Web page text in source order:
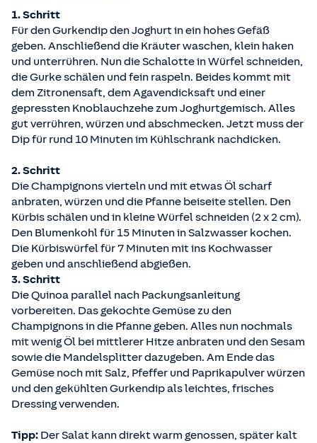
1. Schritt
Für den Gurkendip den Joghurt in ein hohes Gefäß
geben. Anschließend die Kräuter waschen, klein haken
und unterrühren. Nun die Schalotte in Würfel schneiden,
die Gurke schälen und fein raspeln. Beides kommt mit
dem Zitronensaft, dem Agavendicksaft und einer
gepressten Knoblauchzehe zum Joghurtgemisch. Alles
gut verrühren, würzen und abschmecken. Jetzt muss der
Dip für rund 10 Minuten im Kühlschrank nachdicken.
2. Schritt
Die Champignons vierteln und mit etwas Öl scharf
anbraten, würzen und die Pfanne beiseite stellen. Den
Kürbis schälen und in kleine Würfel schneiden (2 x 2 cm).
Den Blumenkohl für 15 Minuten in Salzwasser kochen.
Die Kürbiswürfel für 7 Minuten mit ins Kochwasser
geben und anschließend abgießen.
3. Schritt
Die Quinoa parallel nach Packungsanleitung
vorbereiten. Das gekochte Gemüse zu den
Champignons in die Pfanne geben. Alles nun nochmals
mit wenig Öl bei mittlerer Hitze anbraten und den Sesam
sowie die Mandelsplitter dazugeben. Am Ende das
Gemüse noch mit Salz, Pfeffer und Paprikapulver würzen
und den gekühlten Gurkendip als leichtes, frisches
Dressing verwenden.
Tipp: Der Salat kann direkt warm genossen, später kalt